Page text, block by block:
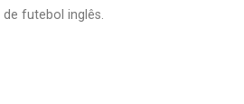
futebol inglês.